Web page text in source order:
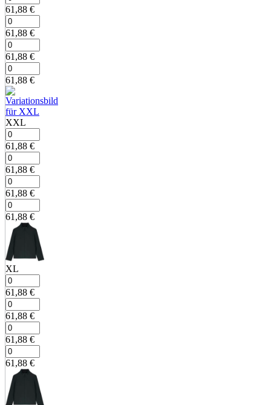
61,88 €
61,88 €
61,88 €
61,88 €
XXL
61,88 €
61,88 €
61,88 €
61,88 €
XL
61,88 €
61,88 €
61,88 €
61,88 €